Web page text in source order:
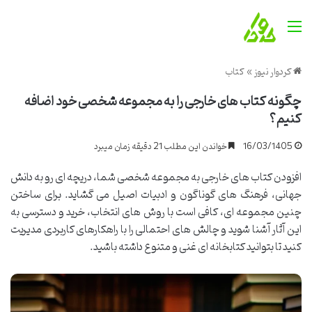
منو
کردوار نیوز»کتاب
چگونه کتاب های خارجی را به مجموعه شخصی خود اضافه
کنیم؟
16/03/1405 خواندن این مطلب 21 دقیقه زمان میبرد
افزودن کتاب های خارجی به مجموعه شخصی شما، دریچه ای رو به دانش
جهانی، فرهنگ های گوناگون و ادبیات اصیل می گشاید. برای ساختن
چنین مجموعه ای، کافی است با روش های انتخاب، خرید و دسترسی به
این آثار آشنا شوید و چالش های احتمالی را با راهکارهای کاربردی مدیریت
کنید تا بتوانید کتابخانه ای غنی و متنوع داشته باشید.